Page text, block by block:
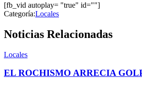
[fb_vid autoplay= "true" id=""]
Categoría:Locales
Noticias Relacionadas
Locales
EL ROCHISMO ARRECIA